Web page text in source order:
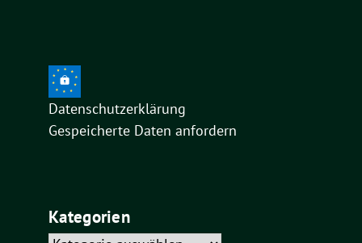
Datenschutzerklärung
Gespeicherte Daten anfordern
Kategorien